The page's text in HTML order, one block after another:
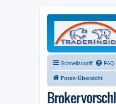
Schnellzugriff FAQ
Foren-Übersicht